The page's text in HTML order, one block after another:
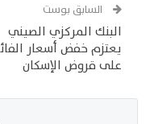
السابق بوست
البنك المركزي الصيني
يعتزم خفض أسعار
على قروض الإسكان